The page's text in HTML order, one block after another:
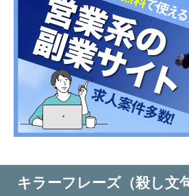
キラーフレーズ（殺し文